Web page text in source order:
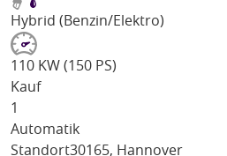
Hybrid (Benzin/Elektro)
110 KW (150 PS)
Kauf
1
Automatik
Standort30165, Hannover